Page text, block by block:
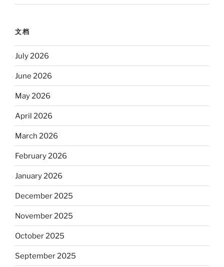
文档
July 2026
June 2026
May 2026
April 2026
March 2026
February 2026
January 2026
December 2025
November 2025
October 2025
September 2025